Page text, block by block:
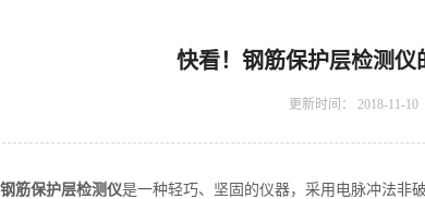
快看！钢筋保护层检测仪
更新时间： 2018-11-10
钢筋保护层检测仪是一种轻巧、坚固的仪器，采用电脉冲法非